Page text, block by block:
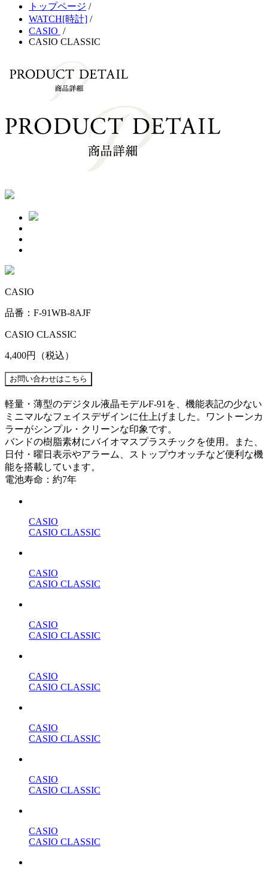
トップページ /
WATCH[時計] /
CASIO /
CASIO CLASSIC
CASIO
品番：F-91WB-8AJF
CASIO CLASSIC
4,400円 （税込）
軽量・薄型のデジタル液晶モデルF-91を、機能表記の少ない
ミニマルなフェイスデザインに仕上げました。ワントーンカ
ラーがシンプル・クリーンな印象です。
バンドの樹脂素材にバイオマスプラスチックを使用。また、
日付・曜日表示やアラーム、ストップウオッチなど便利な機
能を搭載しています。
電池寿命：約7年
CASIO
CASIO CLASSIC
CASIO
CASIO CLASSIC
CASIO
CASIO CLASSIC
CASIO
CASIO CLASSIC
CASIO
CASIO CLASSIC
CASIO
CASIO CLASSIC
CASIO
CASIO CLASSIC